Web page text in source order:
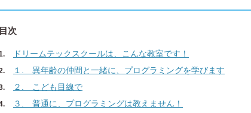
目次
ドリームテックスクールは、こんな教室です！
１. 異年齢の仲間と一緒に、プログラミングを学びます
２. こども目線で
３. 普通に、プログラミングは教えません！